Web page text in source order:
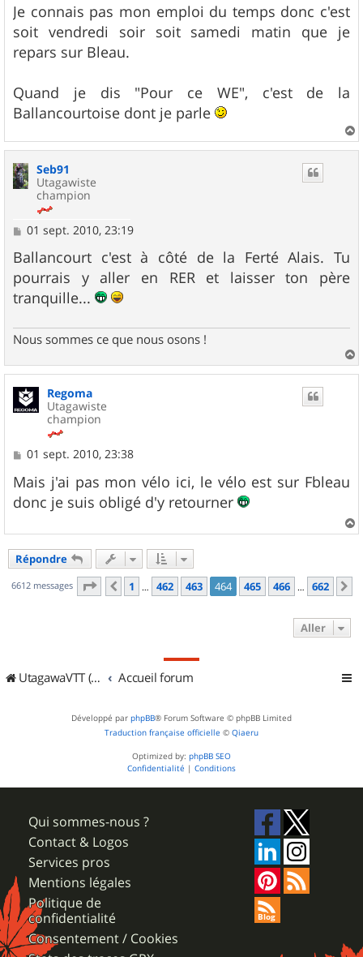
s
s
a
g
e
Je connais pas mon emploi du temps donc c'est
soit vendredi soir soit samedi matin que je
repars sur Bleau.
Quand je dis "Pour ce WE", c'est de la
Ballancourtoise dont je parle
a
Seb91
Utagawiste
champion
M
s
s
a
g
e
01 sept. 2010, 23:19
Ballancourt c'est à côté de la Ferté Alais. Tu
pourrais y aller en RER et laisser ton père
tranquille...
Nous sommes ce que nous osons !
a
Regoma
Utagawiste
champion
M
s
s
a
e
01 sept. 2010, 23:38
Mais j'ai pas mon vélo ici, le vélo est sur Fbleau
donc je suis obligé d'y retourner
a
Répondre
6612 messages Page 464 sur662
Précédent
1 … 462 463 464 465 466 … 662
Aller
UtagawaVTT (Randos VTT et VTTAE avec traces GPS) Accueil forum
Développé par phpBB® Forum Software © phpBB Limited
Traduction française officielle © Qiaeru
Optimized by: phpBB SEO
Confidentialité | Conditions
Qui sommes-nous ?
Contact & Logos
Services pros
Mentions légales
Politique de
confidentialité
Consentement / Cookies